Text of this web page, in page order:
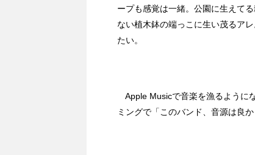
ープも感覚は一緒。公園に生えて
ない植木鉢の端っこに生い茂るア
たい。
Apple Musicで音楽を漁るように
ミングで「このバンド、音源は良